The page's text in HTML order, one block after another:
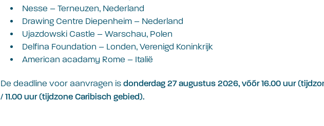
Nesse – Terneuzen, Nederland
Drawing Centre Diepenheim – Nederland
Ujazdowski Castle – Warschau, Polen
Delfina Foundation – Londen, Verenigd Koninkrijk
American acadamy Rome – Italië
De deadline voor aanvragen is donderdag 27 augustus 2026, vóór 16.00 uur
/ 11.00 uur (tijdzone Caribisch gebied).